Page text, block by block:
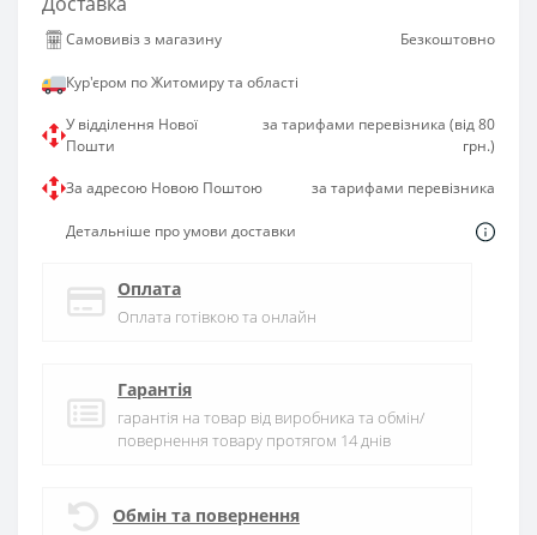
Самовивіз з магазину Безкоштовно
Кур'єром по Житомиру та області
У відділення Нової
Пошти
за тарифами перевізника (від 80
грн.)
За адресою Новою Поштою за тарифами перевізника
Детальніше про умови доставки
Оплата
Оплата готівкою та онлайн
Гарантія
гарантія на товар від виробника та обмін/
повернення товару протягом 14 днів
Обмін та повернення